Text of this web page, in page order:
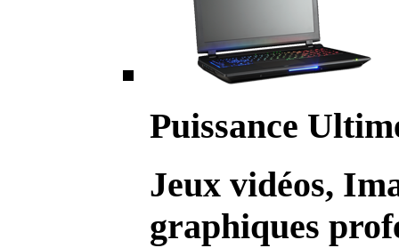
Puissance
Jeux vidéos,
graphiques